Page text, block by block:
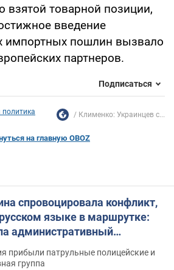
взятой товарной позиции,
введение
импортных пошлин вызвало
партнеров.
Подписаться
политика Клименко: Украинцев с...
на главную OBOZ
спровоцировала конфликт,
языке в маршрутке:
административный
прибыли патрульные полицейские и
группа